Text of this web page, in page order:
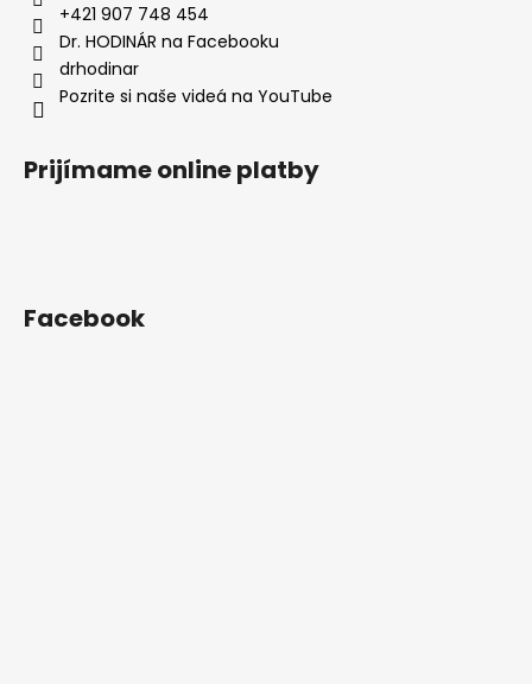
+421 907 748 454
Dr. HODINÁR na Facebooku
drhodinar
Pozrite si naše videá na YouTube
Prijímame online platby
Facebook